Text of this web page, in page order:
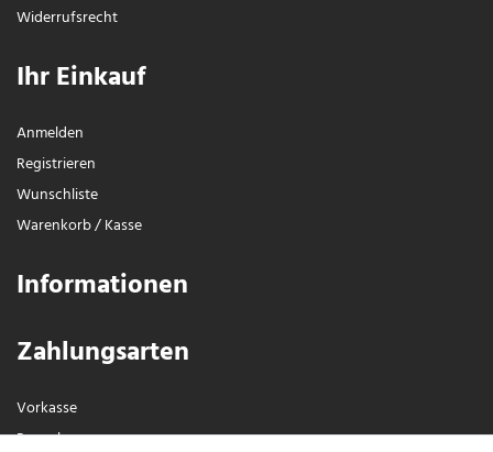
Widerrufs­recht
Ihr Einkauf
Anmelden
Registrieren
Wunschliste
Warenkorb/Kasse
Informationen
Zahlungsarten
Vorkasse
Paypal